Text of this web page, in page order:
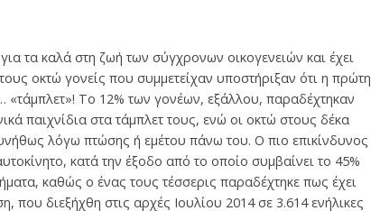
τα καλά στη ζωή των σύγχρονων οικογενειών και έχει
οκτώ γονείς που συμμετείχαν υποστήριξαν ότι η πρώτη
Το 12% των γονέων, εξάλλου, παραδέχτηκαν
παιχνίδια στα τάμπλετ τους, ενώ οι οκτώ στους δέκα
λόγω πτώσης ή εμέτου πάνω του. Ο πιο επικίνδυνος
κατά την έξοδο από το οποίο συμβαίνει το 45%
καθώς ο ένας τους τέσσερις παραδέχτηκε πως έχει
διεξήχθη στις αρχές Ιουλίου 2014 σε 3.614 ενήλικες